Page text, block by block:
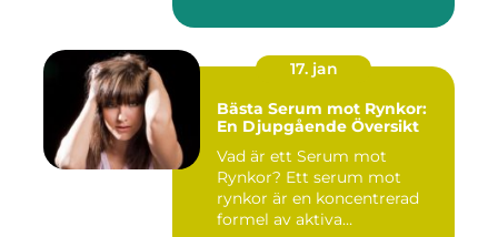
17. jan
Bästa Serum mot Rynkor:
En Djupgående Översikt
Vad är ett Serum mot
Rynkor? Ett serum mot
rynkor är en koncentrerad
formel av aktiva